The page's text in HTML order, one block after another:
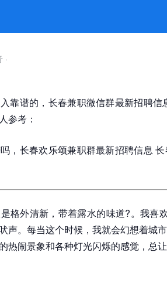
·
靠谱的，长春兼职微信群最新招聘
参考：
，长春欢乐颂兼职群最新招聘信息
格外清新，带着露水的味道?。我喜
声。每当这个时候，我就会幻想着城
热闹景象和各种灯光闪烁的感觉，总